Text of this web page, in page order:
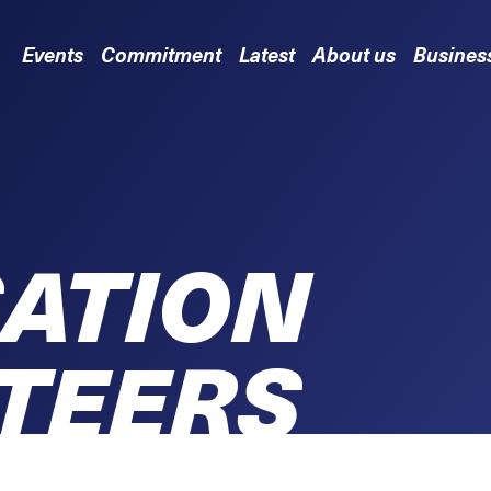
Events Commitment Latest About us